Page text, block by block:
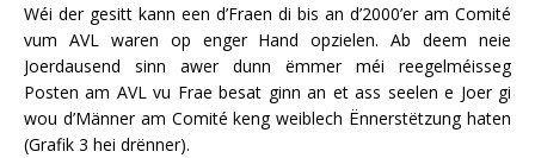
Wéi der gesitt kann een d’Fraen di bis an d’2000’er am Comité
vum AVL waren op enger Hand opzielen. Ab deem neie
Joerdausend sinn awer dunn ëmmer méi reegelméisseg
Posten am AVL vu Frae besat ginn an et ass seelen e Joer gi
wou d’Männer am Comité keng weiblech Ënnerstëtzung haten
(Grafik 3 hei drënner).